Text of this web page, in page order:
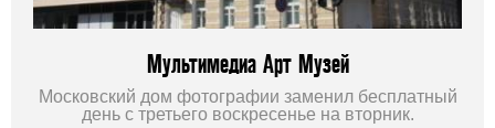
Мультимедиа Арт Музей
Московский дом фотографии заменил бесплатный
день с третьего воскресенье на вторник.